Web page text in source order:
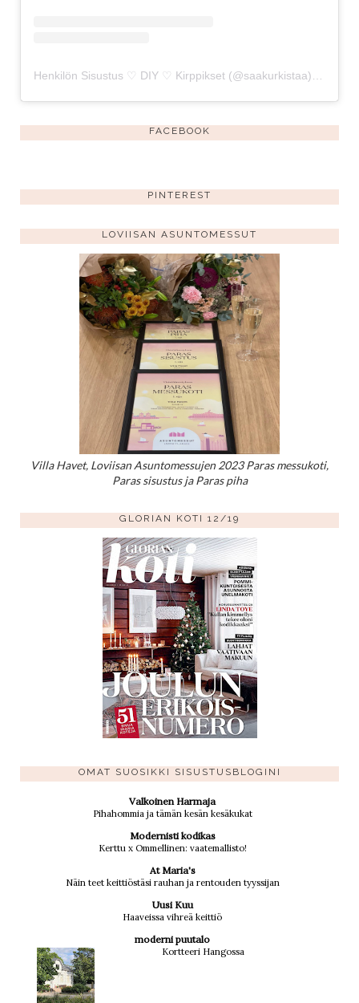
FACEBOOK
PINTEREST
LOVIISAN ASUNTOMESSUT
Villa Havet, Loviisan Asuntomessujen 2023 Paras messukoti,
Paras sisustus ja Paras piha
GLORIAN KOTI 12/19
OMAT SUOSIKKI SISUSTUSBLOGINI
Valkoinen Harmaja
Pihahommia ja tämän kesän kesäkukat
Modernisti kodikas
Kerttu x Ommellinen: vaatemallisto!
At Maria's
Näin teet keittiöstäsi rauhan ja rentouden tyyssijan
Uusi Kuu
Haaveissa vihreä keittiö
moderni puutalo
Kortteeri Hangossa